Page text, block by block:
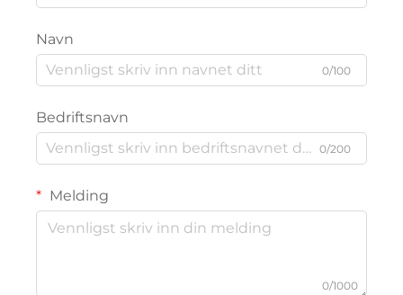
Navn
0/100
Bedriftsnavn
0/200
Melding
0/1000